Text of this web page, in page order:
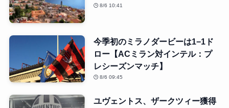
8/6 10:41
今季初のミラノダービーは1−1ド
ロー【ACミラン対インテル：プ
レシーズンマッチ】
8/6 09:45
ユヴェントス、ザークツィー獲得